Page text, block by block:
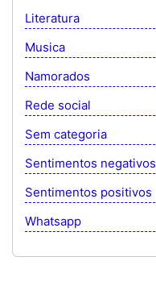
Literatura
Musica
Namorados
Rede social
Sem categoria
Sentimentos negativos
Sentimentos positivos
Whatsapp